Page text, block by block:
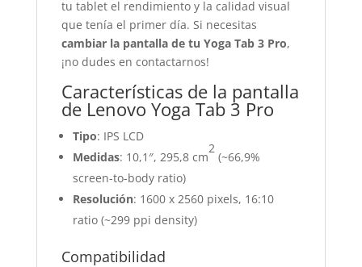
tu tablet el rendimiento y la calidad visual
que tenía el primer día. Si necesitas
cambiar la pantalla de tu Yoga Tab 3 Pro,
¡no dudes en contactarnos!
Características de la pantalla
de Lenovo Yoga Tab 3 Pro
Tipo: IPS LCD
Medidas: 10,1″, 295,8 cm
2
(~66,9%
screen-to-body ratio)
Resolución: 1600 x 2560 pixels, 16:10
ratio (~299 ppi density)
Compatibilidad